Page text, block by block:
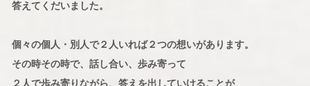
答えてくだいました。
個々の個人・別人で２人いれば２つの想いがあります。
その時その時で、話し合い、歩み寄って
２人で歩み寄りながら、答えを出していけることが